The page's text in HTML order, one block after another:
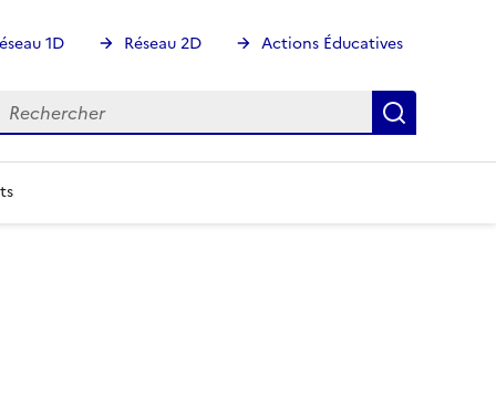
1D Réseau 2D Actions Éducatives
Rechercher
Rechercher